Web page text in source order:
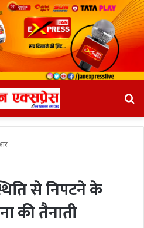
से निपटने के
की तैनाती